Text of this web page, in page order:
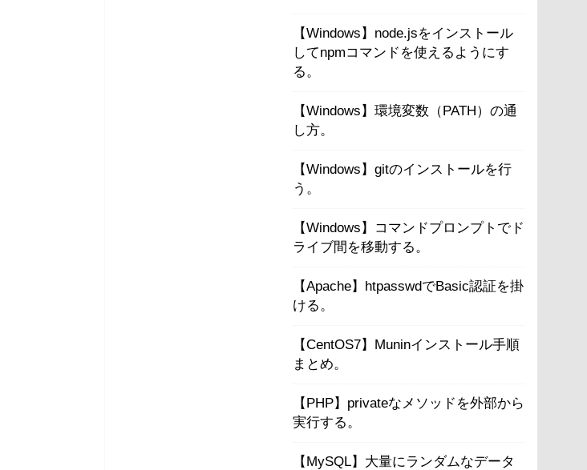
【Windows】node.jsをインストール
してnpmコマンドを使えるようにす
る。
【Windows】環境変数（PATH）の通
し方。
【Windows】gitのインストールを行
う。
【Windows】コマンドプロンプトでド
ライブ間を移動する。
【Apache】htpasswdでBasic認証を掛
ける。
【CentOS7】Muninインストール手順
まとめ。
【PHP】privateなメソッドを外部から
実行する。
【MySQL】大量にランダムなデータ